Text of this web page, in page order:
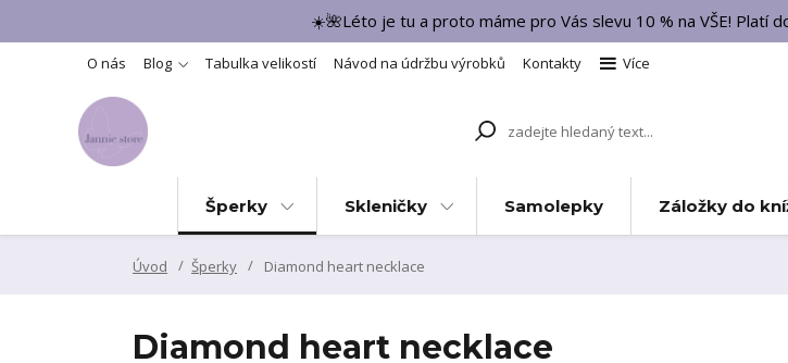
☀️🌺Léto je tu a proto máme pro Vás slevu 10 % na VŠE! Platí
O nás Blog Tabulka velikostí Návod na údržbu výrobků Kontakty Více
Šperky Skleničky Samolepky Záložky do
Úvod Šperky Diamond heart necklace
Diamond heart necklace